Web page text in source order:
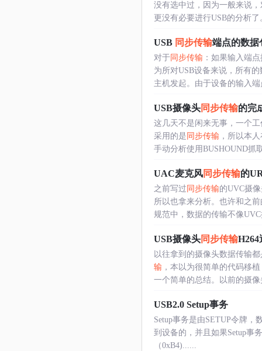
没有选中过，因为一般来说
更没有必要进行USB的分析
USB 同步传输端点的数据
对于同步传输：如果输入端
为所对USB设备来说，所有
主机发起。由于设备的输入
USB摄像头同步传输的完
这几天不是闲来无事，一个
采用的是 同步传输，所以本
手动分析使用BUSHOUND抓
UAC麦克风同步传输的
之前写过 同步传输的UVC摄
所以也拿来分析。也许和之
规范中，数据的传输不像
USB摄像头同步传输H264
以往拿到的摄像头数据传输
输，本以为很简单的代码移
一个简单的总结。以前的摄
USB2.0 Setup事务
Setup事务是由SETUP令牌，
到设备的，并且如果Setup事
（0xB4)......